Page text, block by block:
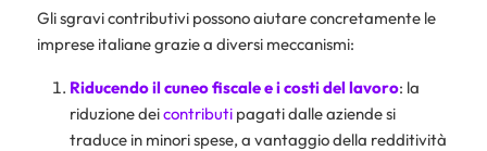
Gli sgravi contributivi possono aiutare concretamente le
imprese italiane grazie a diversi meccanismi:
Riducendo ilcuneo fiscalee i costi del lavoro: la
riduzione deicontributipagati dalle aziende si
traduce in minori spese, a vantaggio della redditività